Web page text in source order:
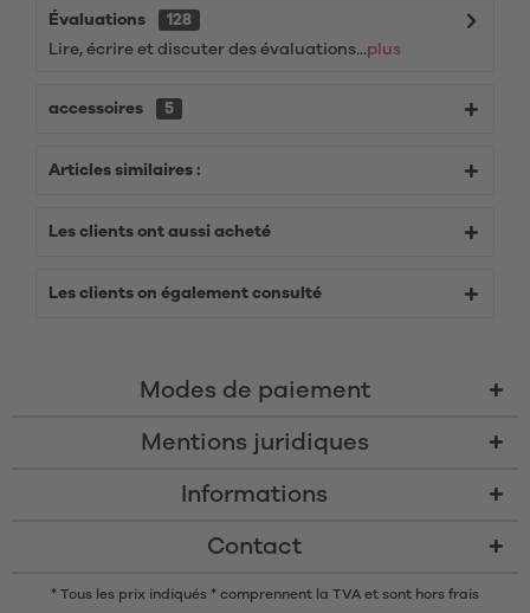
Évaluations
128
Lire, écrire et discuter des évaluations...plus
accessoires 5
Articles similaires :
Les clients ont aussi acheté
Les clients on également consulté
Modes de paiement
Mentions juridiques
Informations
Contact
* Tous les prix indiqués * comprennent la TVA et sont hors frais